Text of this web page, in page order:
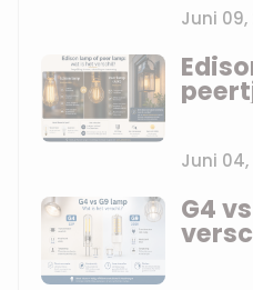
Juni 09,
Juni 04,
G4